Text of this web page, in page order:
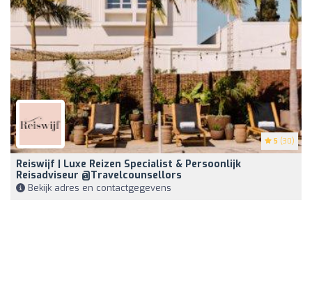
5 (30)
Reiswijf | Luxe Reizen Specialist & Persoonlijk
Reisadviseur @Travelcounsellors
Bekijk adres en contactgegevens